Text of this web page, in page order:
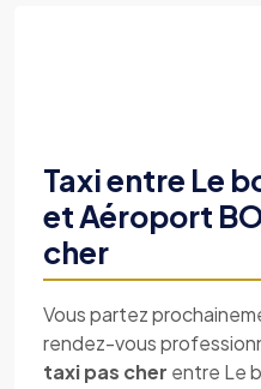
Taxi entre Le
et Aéroport
cher
Vous partez
rendez-vous
taxi pas cher entre Le